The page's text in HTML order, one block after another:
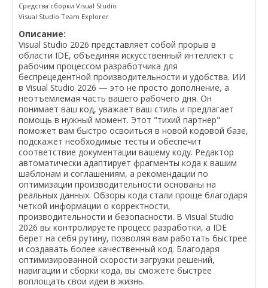
Средства сборки Visual Studio
Visual Studio Team Explorer
Описание:
Visual Studio 2026 представляет собой прорыв в
области IDE, объединяя искусственный интеллект с
рабочим процессом разработчика для
беспрецедентной производительности и удобства. ИИ
в Visual Studio 2026 — это не просто дополнение, а
неотъемлемая часть вашего рабочего дня. Он
понимает ваш код, уважает ваш стиль и предлагает
помощь в нужный момент. Этот "тихий партнер"
поможет вам быстро освоиться в новой кодовой базе,
подскажет необходимые тесты и обеспечит
соответствие документации вашему коду. Редактор
автоматически адаптирует фрагменты кода к вашим
шаблонам и соглашениям, а рекомендации по
оптимизации производительности основаны на
реальных данных. Обзоры кода стали проще благодаря
четкой информации о корректности,
производительности и безопасности. В Visual Studio
2026 вы контролируете процесс разработки, а IDE
берет на себя рутину, позволяя вам работать быстрее
и создавать более качественный код. Благодаря
оптимизированной скорости загрузки решений,
навигации и сборки кода, вы сможете быстрее
воплощать свои идеи в жизнь.